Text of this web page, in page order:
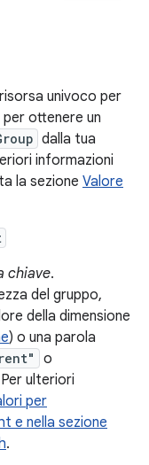
univoco per
ottenere un
dalla tua
informazioni
la sezione Valore
chiave.
del gruppo,
della dimensione
) o una parola
o
ulteriori
per
e nella sezione
.